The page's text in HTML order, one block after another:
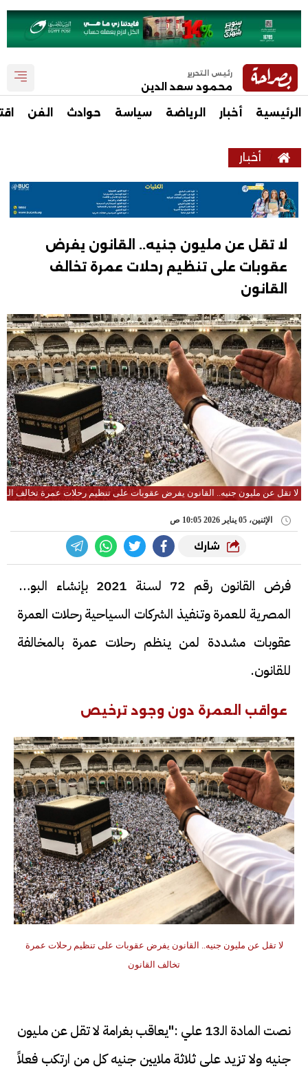
رئيس التحرير
محمود سعد الدين
الرئيسية أخبار الرياضة سياسة حوادث الفن
أخبار
لا تقل عن مليون جنيه.. القانون يفرض
عقوبات على تنظيم رحلات عمرة تخالف
القانون
لا تقل عن مليون جنيه.. القانون يفرض عقوبات على تنظيم رحلات عمرة تخالف
الإثنين، 05 يناير 2026 10:05 ص
شارك
فرض القانون رقم 72 لسنة 2021 بإنشاء البوابة
المصرية للعمرة وتنفيذ الشركات السياحية رحلات العمرة
عقوبات مشددة لمن ينظم رحلات عمرة بالمخالفة
للقانون.
عواقب العمرة دون وجود ترخيص
لا تقل عن مليون جنيه.. القانون يفرض عقوبات على تنظيم رحلات عمرة
تخالف القانون
نصت المادة الـ13 علي :"يعاقب بغرامة لا تقل عن مليون
جنيه ولا تزيد على ثلاثة ملايين جنيه كل من ارتكب فعلاً